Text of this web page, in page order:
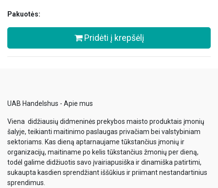
Pakuotės:
Pridėti į krepšėlį
UAB Handelshus - Apie mus
Viena didžiausių didmeninės prekybos maisto produktais įmonių
šalyje, teikianti maitinimo paslaugas privačiam bei valstybiniam
sektoriams. Kas dieną aptarnaujame tūkstančius įmonių ir
organizacijų, maitiname po kelis tūkstančius žmonių per dieną,
todėl galime didžiuotis savo įvairiapusiška ir dinamiška patirtimi,
sukaupta kasdien sprendžiant iššūkius ir priimant nestandartinius
sprendimus.